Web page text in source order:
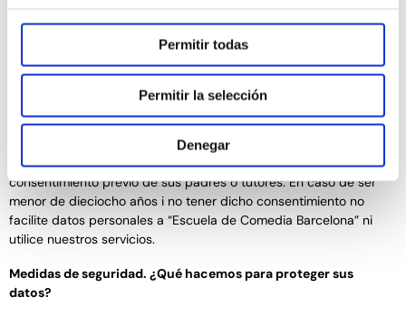
Permitir todas
Permitir la selección
Denegar
intensivos, para adultos niños y jóvenes: datos introducidos por el
propio interesado o su representante legal.
4) Formulario LISTA DE ESPERA: datos introducidos por el propio
“Escuela de comedia barcelona” prohíbe expresamente que los
menores de dieciocho años faciliten datos personales sin el
consentimiento previo de sus padres o tutores. En caso de ser
menor de dieciocho años i no tener dicho consentimiento no
facilite datos personales a “Escuela de Comedia Barcelona” ni
utilice nuestros servicios.
Medidas de seguridad. ¿Qué hacemos para proteger sus
datos?